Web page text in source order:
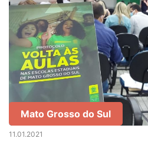
Mato Grosso do Sul
11.01.2021